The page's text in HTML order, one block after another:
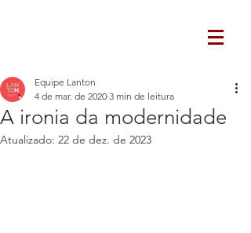
A ironia da modernidade
Equipe Lanton
4 de mar. de 2020 3 min de leitura
Atualizado: 22 de dez. de 2023